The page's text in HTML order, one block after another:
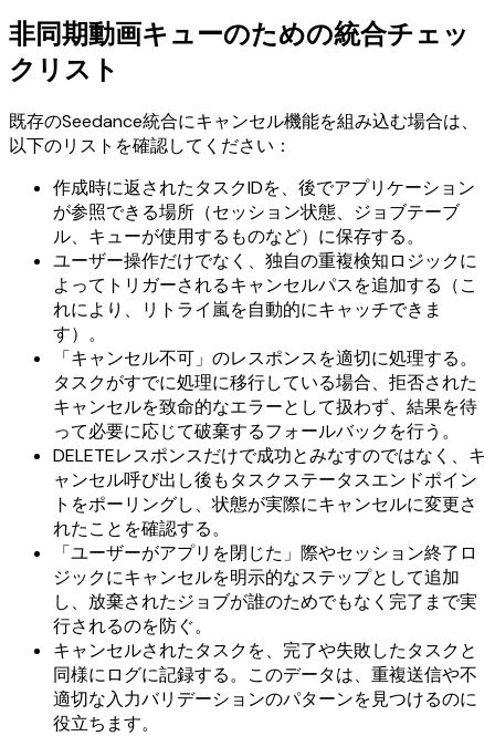
非同期動画キューのための統合チェッ
クリスト
既存のSeedance統合にキャンセル機能を組み込む場合は、
以下のリストを確認してください：
作成時に返されたタスクIDを、後でアプリケーション
が参照できる場所（セッション状態、ジョブテーブ
ル、キューが使用するものなど）に保存する。
ユーザー操作だけでなく、独自の重複検知ロジックに
よってトリガーされるキャンセルパスを追加する（こ
れにより、リトライ嵐を自動的にキャッチできま
す）。
「キャンセル不可」のレスポンスを適切に処理する。
タスクがすでに処理に移行している場合、拒否された
キャンセルを致命的なエラーとして扱わず、結果を待
って必要に応じて破棄するフォールバックを行う。
DELETEレスポンスだけで成功とみなすのではなく、キ
ャンセル呼び出し後もタスクステータスエンドポイン
トをポーリングし、状態が実際にキャンセルに変更さ
れたことを確認する。
「ユーザーがアプリを閉じた」際やセッション終了ロ
ジックにキャンセルを明示的なステップとして追加
し、放棄されたジョブが誰のためでもなく完了まで実
行されるのを防ぐ。
キャンセルされたタスクを、完了や失敗したタスクと
同様にログに記録する。このデータは、重複送信や不
適切な入力バリデーションのパターンを見つけるのに
役立ちます。